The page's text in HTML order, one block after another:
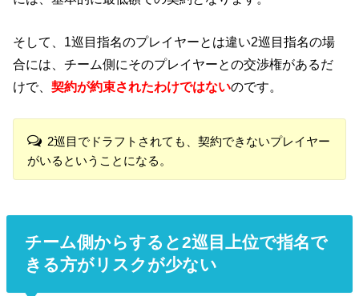
そして、1巡目指名のプレイヤーとは違い2巡目指名の場
合には、チーム側にそのプレイヤーとの交渉権があるだ
けで、契約が約束されたわけではないのです。
2巡目でドラフトされても、契約できないプレイヤー
がいるということになる。
チーム側からすると2巡目上位で指名で
きる方がリスクが少ない